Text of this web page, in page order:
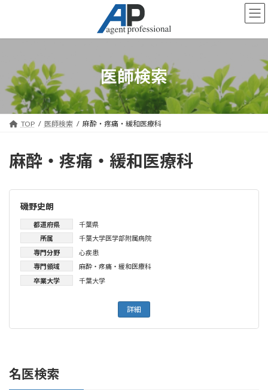
ン
キ
プ
ー
に
動
医師検索
TOP 医師検索 麻酔・疼痛・緩和医療科
麻酔・疼痛・緩和医療科
磯野史朗
都道府県
千葉県
所属
千葉大学医学部附属病院
専門分野
心疾患
専門領域
麻酔・疼痛・緩和医療科
卒業大学
千葉大学
詳細
名医検索